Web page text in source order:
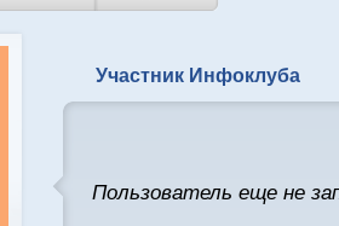
Участник Инфоклуба
Пользователь еще не